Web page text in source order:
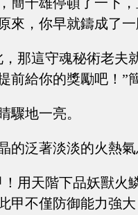
來，你早就鑄成了
，那這守魂秘術老夫
前給你的獎勵吧！”
驟地一亮。
的泛著淡淡的火熱
！用天階下品妖獸火
甲不僅防御能力強